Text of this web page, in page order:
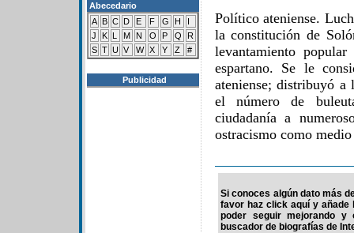
Abecedario
A B C D E F G H
I
J
K L M N O P Q
R
S T U V W X Y Z #
Publicidad
Político ateniense.
la constitución de
levantamiento
espartano. Se le
ateniense; distribuyó a
el número de
ciudadanía a
ostracismo como
Si conoces algún dato más
favor haz click aquí y
poder seguir mejorando y
buscador de biografías de